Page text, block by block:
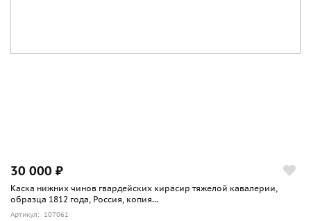
30 000 ₽
Каска нижних чинов гвардейских кирасир тяжелой кавалерии,
образца 1812 года, Россия, копия...
Артикул: 107061